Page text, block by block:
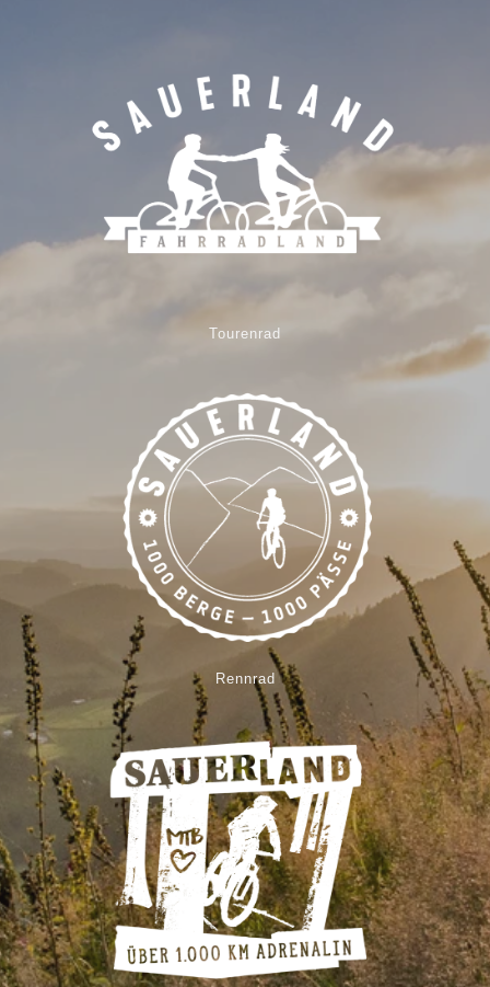
Tourenrad
Rennrad